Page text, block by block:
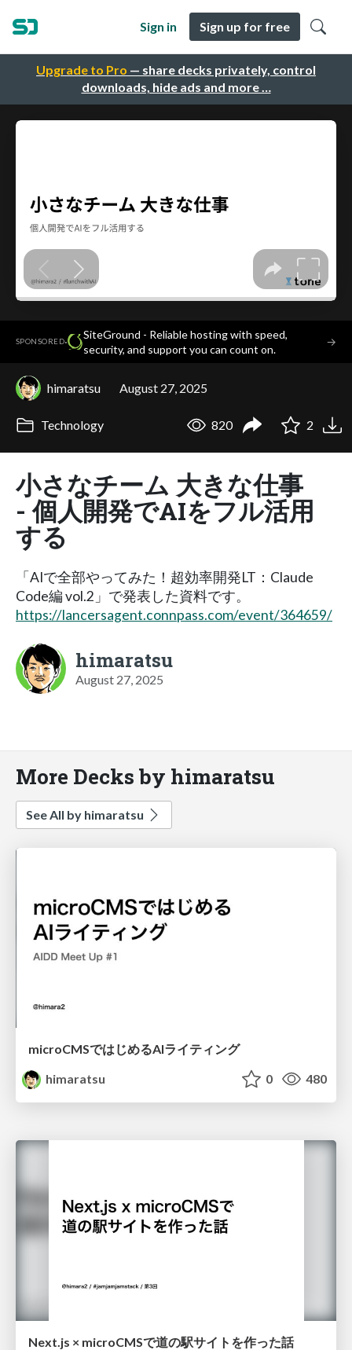
Upgrade to Pro — share decks privately, control
downloads, hide ads and more …
Sign in Sign up for free
SPONSORED·
SiteGround - Reliable hosting with speed,
security, and support you can count on.
→
himaratsu August 27, 2025
Technology 820 2
小さなチーム 大きな仕事
- 個人開発でAIをフル活用
する
「AIで全部やってみた！超効率開発LT：Claude
Code編 vol.2」で発表した資料です。
https://lancersagent.connpass.com/event/364659/
himaratsu
August 27, 2025
More Decks by himaratsu
See All by himaratsu
microCMSではじめるAIライティング
himaratsu
0 480
Next.js × microCMSで道の駅サイトを作った話